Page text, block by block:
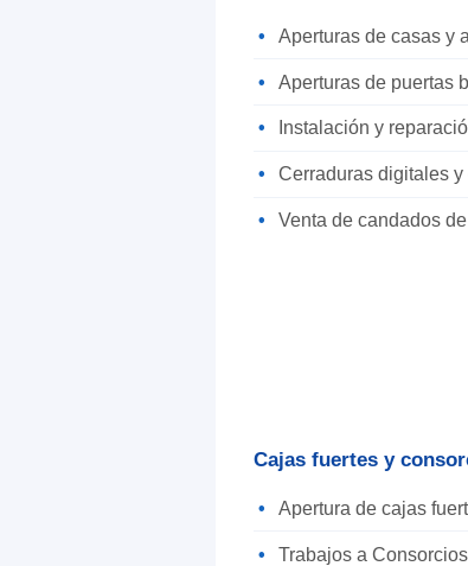
Aperturas de casas y
Aperturas de puertas
Instalación y
Cerraduras digitales
Venta de candados
Cajas fuertes y
Apertura de cajas
Trabajos a